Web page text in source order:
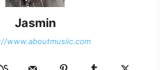
Jasmin
www.aboutmusiic.com